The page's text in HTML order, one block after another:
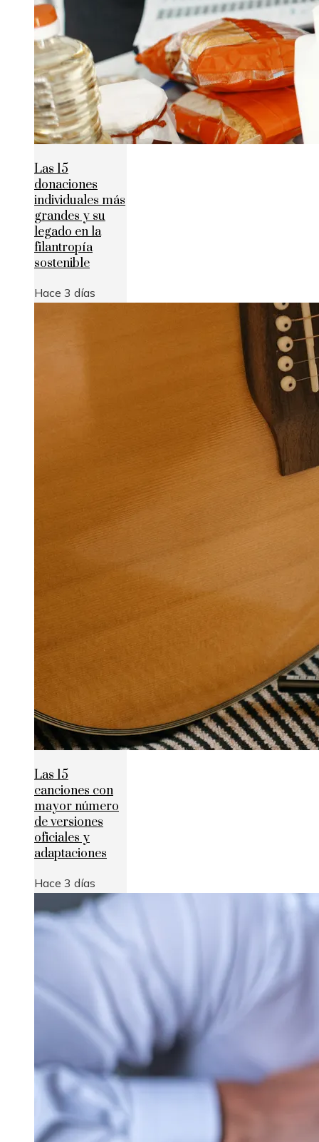
Las 15
donaciones
individuales más
grandes y su
legado en la
filantropía
sostenible
Hace 3 días
Las 15
canciones con
mayor número
de versiones
oficiales y
adaptaciones
Hace 3 días